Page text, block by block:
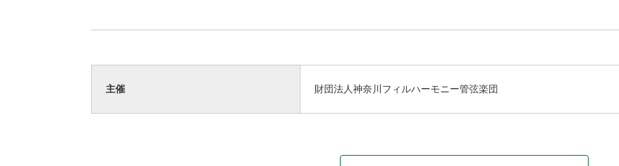
主催 財団法人神奈川フィルハーモニー管弦楽団